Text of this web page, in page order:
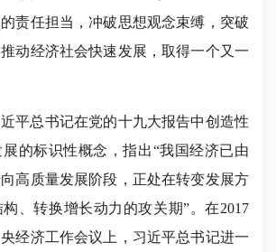
责任担当，冲破思想观念束缚，突破
动经济社会快速发展，取得一个又一
近平总书记在党的十九大报告中创造性
的标识性概念，指出“我国经济已由
高质量发展阶段，正处在转变发展方
、转换增长动力的攻关期”。在2017
经济工作会议上，习近平总书记进一